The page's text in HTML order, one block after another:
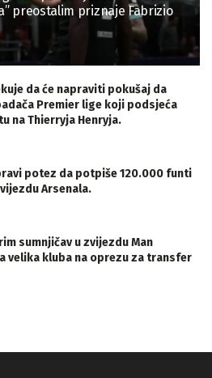
preostalim priznaje Fabrizio
da će napraviti pokušaj da
Premier lige koji podsjeća
na Thierryja Henryja.
potez da potpiše 120.000 funti
Arsenala.
sumnjičav u zvijezdu Man
velika kluba na oprezu za transfer